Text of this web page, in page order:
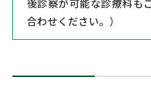
後診察が可能な診療科も
合わせください。）